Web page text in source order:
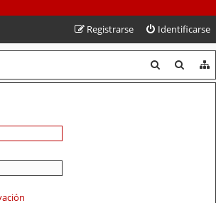
Identificarse
Registrarse
u
u